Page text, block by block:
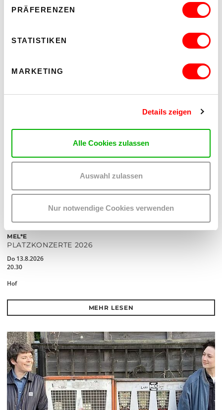
PRÄFERENZEN
STATISTIKEN
MARKETING
Details zeigen
Alle Cookies zulassen
Auswahl zulassen
Nur notwendige Cookies verwenden
Mi 12.8.2026
20.30
MEL*E
PLATZKONZERTE 2026
Do 13.8.2026
20.30
Hof
MEHR LESEN